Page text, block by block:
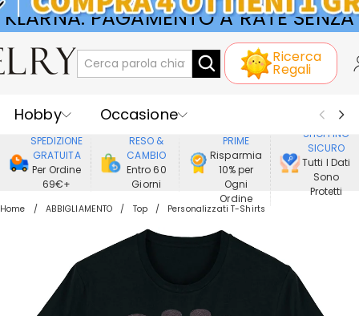
KLARNA: PAGAMENTO A RATE SENZA
INTERESSI
Ricerca
Regali
Hobby
Occasione
Ricevente
Best Seller
Nuovi
Gioielli
Casa&Vita
SPEDIZIONE
GRATUITA
Per Ordine
69€+
RESO &
CAMBIO
Entro 60
Giorni
PRIME
Risparmia
10% per
Ogni
Ordine
SHOPPING
SICURO
Tutti I Dati
Sono
Protetti
Home ABBIGLIAMENTO Top Personalizzati T-Shirts